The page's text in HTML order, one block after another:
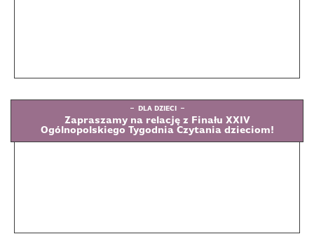
DLA DZIECI
Zapraszamy na relację z Finału XXIV
Ogólnopolskiego Tygodnia Czytania dzieciom!